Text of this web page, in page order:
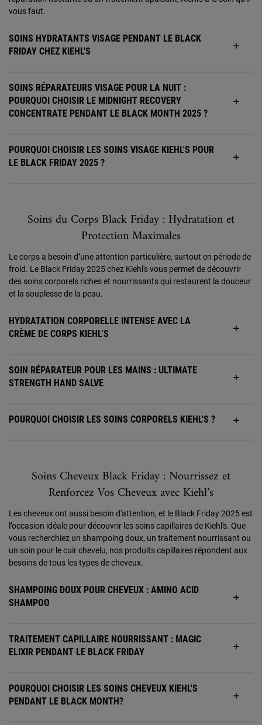
vous faut.
SOINS HYDRATANTS VISAGE PENDANT LE BLACK
FRIDAY CHEZ KIEHL'S
SOINS RÉPARATEURS VISAGE POUR LA NUIT :
POURQUOI CHOISIR LE MIDNIGHT RECOVERY
CONCENTRATE PENDANT LE BLACK MONTH 2025 ?
POURQUOI CHOISIR LES SOINS VISAGE KIEHL'S POUR
LE BLACK FRIDAY 2025 ?
Soins du Corps Black Friday : Hydratation et
Protection Maximales
Le corps a besoin d’une attention particulière, surtout en période de
froid. Le Black Friday 2025 chez Kiehl's vous permet de découvrir
des soins corporels riches et nourrissants qui restaurent la douceur
et la souplesse de la peau.
HYDRATATION CORPORELLE INTENSE AVEC LA
CRÈME DE CORPS KIEHL’S
SOIN RÉPARATEUR POUR LES MAINS : ULTIMATE
STRENGTH HAND SALVE
POURQUOI CHOISIR LES SOINS CORPORELS KIEHL'S ?
Soins Cheveux Black Friday : Nourrissez et
Renforcez Vos Cheveux avec Kiehl’s
Les cheveux ont aussi besoin d'attention, et le Black Friday 2025 est
l’occasion idéale pour découvrir les soins capillaires de Kiehl's. Que
vous recherchiez un shampoing doux, un traitement nourrissant ou
un soin pour le cuir chevelu, nos produits capillaires répondent aux
besoins de tous les types de cheveux.
SHAMPOING DOUX POUR CHEVEUX : AMINO ACID
SHAMPOO
TRAITEMENT CAPILLAIRE NOURRISSANT : MAGIC
ELIXIR PENDANT LE BLACK FRIDAY
POURQUOI CHOISIR LES SOINS CHEVEUX KIEHL'S
PENDANT LE BLACK MONTH?